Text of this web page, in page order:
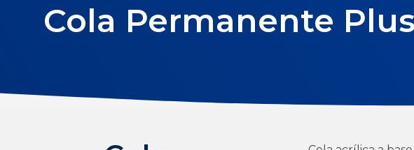
Cola Permanente Plus